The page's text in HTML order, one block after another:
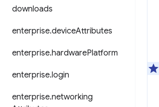
downloads
enterprise.deviceAttributes
enterprise.hardwarePlatform
enterprise.login
enterprise.networking